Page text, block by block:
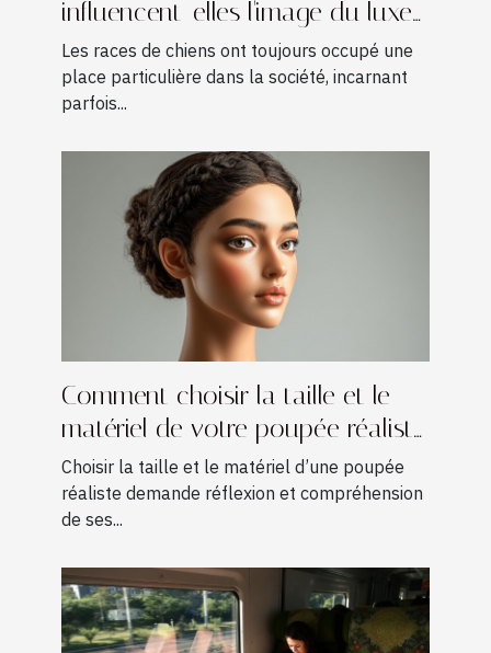
influencent-elles l'image du luxe
?
Les races de chiens ont toujours occupé une
place particulière dans la société, incarnant
parfois...
Comment choisir la taille et le
matériel de votre poupée réaliste
?
Choisir la taille et le matériel d’une poupée
réaliste demande réflexion et compréhension
de ses...